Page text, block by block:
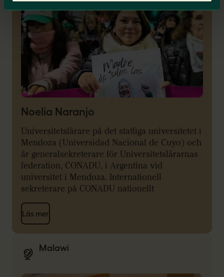
Noelia Naranjo
Universitetslärare på det statliga universitetet i
Mendoza (Universidad Nacional de Cuyo) och
är generalsekreterare för Universitetslärarnas
federation, CONADU, i Argentina vid
universitet i Mendoza. Internationell
sekreterare på CONADU nationellt
Läs mer
Malawi